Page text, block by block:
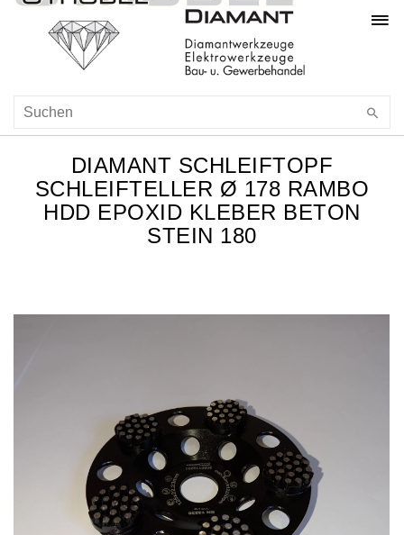
DIAMANT SCHLEIFTOPF
SCHLEIFTELLER Ø 178 RAMBO
HDD EPOXID KLEBER BETON
STEIN 180